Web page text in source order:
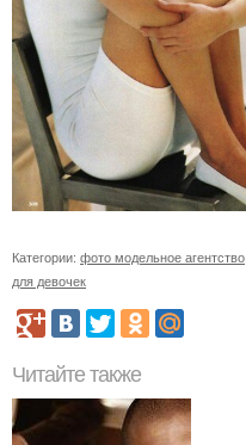
Категории: фото модельное агентство
для девочек
Читайте также